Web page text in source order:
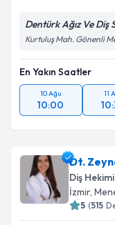
Dentürk Ağız Ve Diş
Kurtuluş Mah. Gönenli
En Yakın Saatler
10 Ağu
10:00
11
Dt.
Diş Hekimi
İzmir,
5 (515